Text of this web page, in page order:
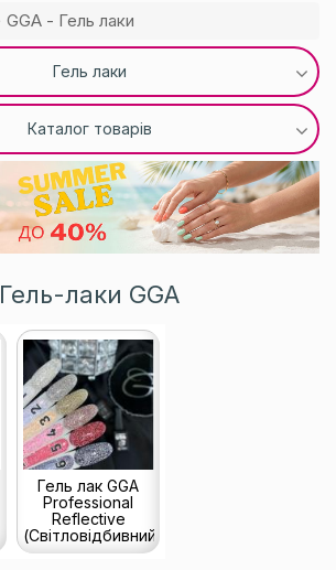
GGA - Гель лаки
Гель лаки
Каталог товарів
Гель-лаки GGA
Гель лак GGA
Professional
Reflective
(Світловідбивний)